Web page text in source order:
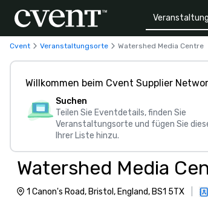
Cvent Veranstaltungsorte Watershed Media Centre
Willkommen beim Cvent Supplier
Suchen
Teilen Sie Eventdetails, finden Sie
Veranstaltungsorte und fügen Sie
Ihrer Liste hinzu.
Watershed Media
1 Canon's Road, Bristol, England, BS1 5TX